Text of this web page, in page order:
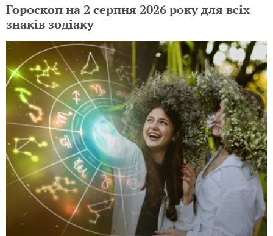
Гороскоп на 2 серпня 2026 року для всіх
знаків зодіаку